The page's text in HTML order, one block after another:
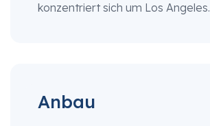
konzentriert sich um Los Angeles.
Anbau